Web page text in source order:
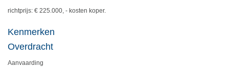
richtprijs: € 225.000, - kosten koper.
Kenmerken
Overdracht
Aanvaarding